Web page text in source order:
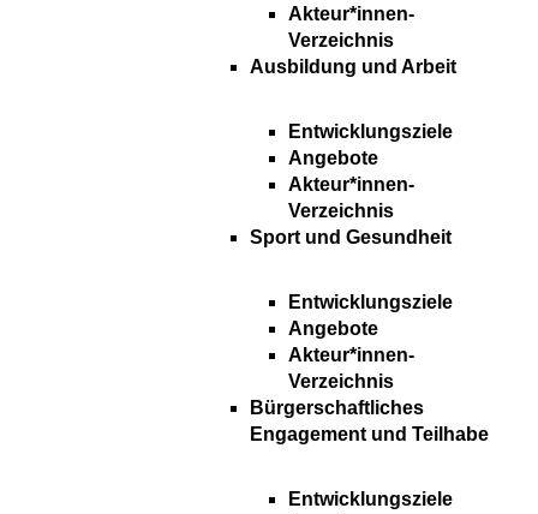
Akteur*innen-
Verzeichnis
Ausbildung und Arbeit
Entwicklungsziele
Angebote
Akteur*innen-
Verzeichnis
Sport und Gesundheit
Entwicklungsziele
Angebote
Akteur*innen-
Verzeichnis
Bürgerschaftliches
Engagement und Teilhabe
Entwicklungsziele